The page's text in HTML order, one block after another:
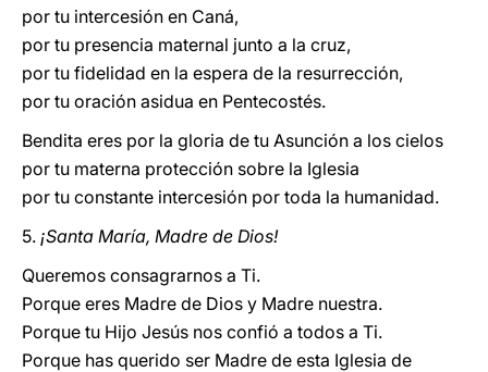
por tu intercesión en Caná,
por tu presencia maternal junto a la cruz,
por tu fidelidad en la espera de la resurrección,
por tu oración asidua en Pentecostés.
Bendita eres por la gloria de tu Asunción a los cielos
por tu materna protección sobre la Iglesia
por tu constante intercesión por toda la humanidad.
5. ¡Santa María, Madre de Dios!
Queremos consagrarnos a Ti.
Porque eres Madre de Dios y Madre nuestra.
Porque tu Hijo Jesús nos confió a todos a Ti.
Porque has querido ser Madre de esta Iglesia de